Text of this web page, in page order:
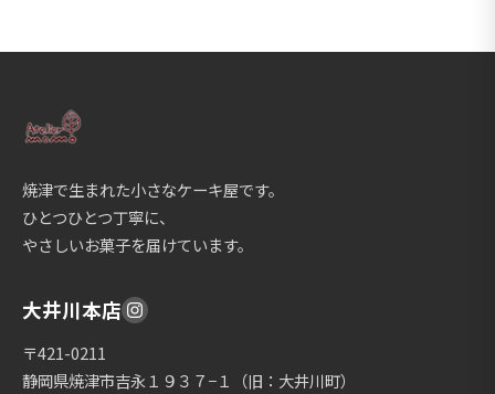
焼津で生まれた小さなケーキ屋です。
ひとつひとつ丁寧に、
やさしいお菓子を届けています。
大井川本店
〒421-0211
静岡県焼津市吉永１９３７−１（旧：大井川町）